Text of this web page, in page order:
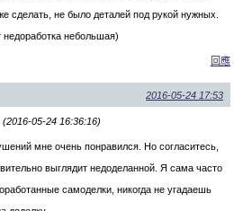
сделать, не было деталей под рукой нужных.
недоработка небольшая)
回應
2016-05-24 17:53
05-24 16:36:16)
мне очень понравился. Но согласитесь,
выглядит недоделанной. Я сама часто
самоделки, никогда не угадаешь